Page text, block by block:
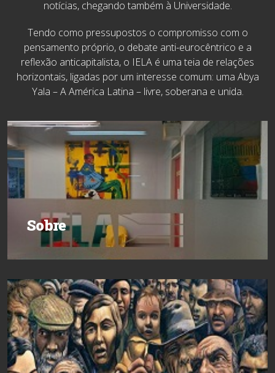
notícias, chegando também à Universidade.
Tendo como pressupostos o compromisso com o
pensamento próprio, o debate anti-eurocêntrico e a
reflexão anticapitalista, o IELA é uma teia de relações
horizontais, ligadas por um interesse comum: uma Abya
Yala – A América Latina – livre, soberana e unida.
Sobre